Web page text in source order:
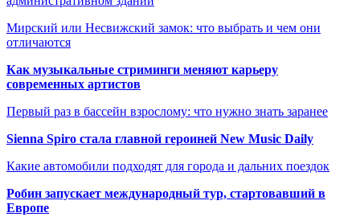
Мирский или Несвижский замок: что выбрать и чем они
отличаются
Как музыкальные стриминги меняют карьеру
современных артистов
Первый раз в бассейн взрослому: что нужно знать заранее
Sienna Spiro стала главной героиней New Music Daily
Какие автомобили подходят для города и дальних поездок
Робин запускает международный тур, стартовавший в
Европе